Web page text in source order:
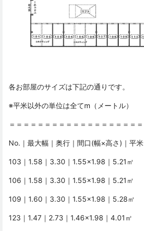
各お部屋のサイズは下記の通りです。
※平米以外の単位は全てm（メートル）
＝＝＝＝＝＝＝＝＝＝＝＝＝＝＝＝＝＝＝
No.｜最大幅｜奥行｜間口(幅×高さ)｜平米
103｜1.58｜3.30｜1.55×1.98｜5.21㎡
106｜1.58｜3.30｜1.55×1.98｜5.21㎡
109｜1.60｜3.30｜1.55×1.98｜5.28㎡
123｜1.47｜2.73｜1.46×1.98｜4.01㎡